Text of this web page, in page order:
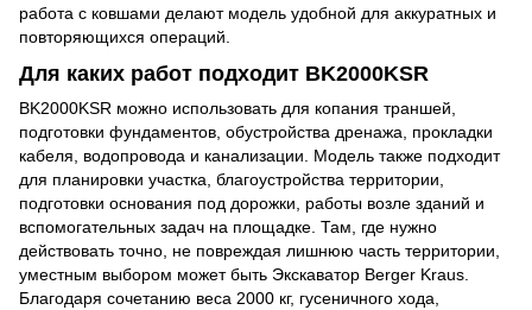
работа с ковшами делают модель удобной для аккуратных и
повторяющихся операций.
Для каких работ подходит BK2000KSR
BK2000KSR можно использовать для копания траншей,
подготовки фундаментов, обустройства дренажа, прокладки
кабеля, водопровода и канализации. Модель также подходит
для планировки участка, благоустройства территории,
подготовки основания под дорожки, работы возле зданий и
вспомогательных задач на площадке. Там, где нужно
действовать точно, не повреждая лишнюю часть территории,
уместным выбором может быть Экскаватор Berger Kraus.
Благодаря сочетанию веса 2000 кг, гусеничного хода,